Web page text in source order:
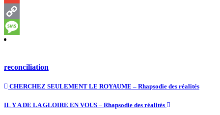
Gmail
Copy
Link
Message
reconciliation
CHERCHEZ SEULEMENT LE ROYAUME – Rhapsodie des réalités
IL Y A DE LA GLOIRE EN VOUS – Rhapsodie des réalités